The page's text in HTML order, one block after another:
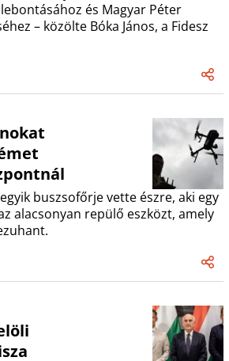
és Magyar Péter
– közölte Bóka János, a Fidesz
buszsofőrje vette észre, aki egy
alacsonyan repülő eszközt, amely